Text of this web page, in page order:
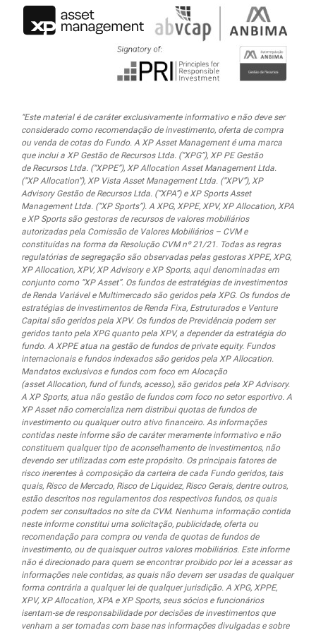
“Este material é de caráter exclusivamente informativo e não deve ser
considerado como recomendação de investimento, oferta de compra
ou venda de cotas do Fundo. A XP Asset Management é uma marca
que inclui a XP Gestão de Recursos Ltda. (“XPG”), XP PE Gestão
de Recursos Ltda. (“XPPE”), XP Allocation Asset Management Ltda.
(“XP Allocation”), XP Vista Asset Management Ltda. (“XPV”), XP
Advisory Gestão de Recursos Ltda. (“XPA”) e XP Sports Asset
Management Ltda. (“XP Sports”). A XPG, XPPE, XPV, XP Allocation, XPA
e XP Sports são gestoras de recursos de valores mobiliários
autorizadas pela Comissão de Valores Mobiliários – CVM e
constituídas na forma da Resolução CVM nº 21/21. Todas as regras
regulatórias de segregação são observadas pelas gestoras XPPE, XPG,
XP Allocation, XPV, XP Advisory e XP Sports, aqui denominadas em
conjunto como “XP Asset”. Os fundos de estratégias de investimentos
de Renda Variável e Multimercado são geridos pela XPG. Os fundos de
estratégias de investimentos de Renda Fixa, Estruturados e Venture
Capital são geridos pela XPV. Os fundos de Previdência podem ser
geridos tanto pela XPG quanto pela XPV, a depender da estratégia do
fundo. A XPPE atua na gestão de fundos de private equity. Fundos
internacionais e fundos indexados são geridos pela XP Allocation.
Mandatos exclusivos e fundos com foco em Alocação
(asset Allocation, fund of funds, acesso), são geridos pela XP Advisory.
A XP Sports, atua não gestão de fundos com foco no setor esportivo. A
XP Asset não comercializa nem distribui quotas de fundos de
investimento ou qualquer outro ativo financeiro. As informações
contidas neste informe são de caráter meramente informativo e não
constituem qualquer tipo de aconselhamento de investimentos, não
devendo ser utilizadas com este propósito. Os principais fatores de
risco inerentes à composição da carteira de cada Fundo geridos, tais
quais, Risco de Mercado, Risco de Liquidez, Risco Gerais, dentre outros,
estão descritos nos regulamentos dos respectivos fundos, os quais
podem ser consultados no site da CVM. Nenhuma informação contida
neste informe constitui uma solicitação, publicidade, oferta ou
recomendação para compra ou venda de quotas de fundos de
investimento, ou de quaisquer outros valores mobiliários. Este informe
não é direcionado para quem se encontrar proibido por lei a acessar as
informações nele contidas, as quais não devem ser usadas de qualquer
forma contrária a qualquer lei de qualquer jurisdição. A XPG, XPPE,
XPV, XP Allocation, XPA e XP Sports, seus sócios e funcionários
isentam-se de responsabilidade por decisões de investimentos que
venham a ser tomadas com base nas informações divulgadas e sobre